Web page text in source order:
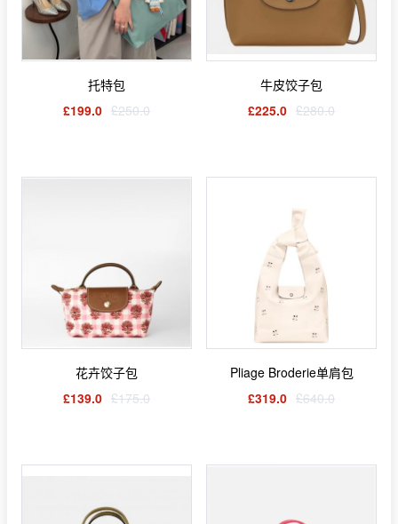
托特包
£199.0 £250.0
牛皮饺子包
£225.0 £280.0
花卉饺子包
£139.0 £175.0
Pliage Broderie单肩包
£319.0 £640.0